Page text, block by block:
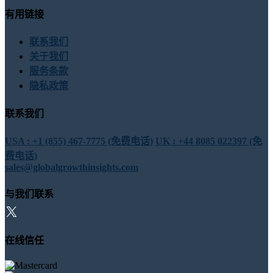
有用链接
联系我们
关于我们
服务条款
隐私政策
联系我们
USA : +1 (855) 467-7775 (免费电话) UK : +44 8085 022397 (免
费电话)
sales@globalgrowthinsights.com
与我们联系
在线信任